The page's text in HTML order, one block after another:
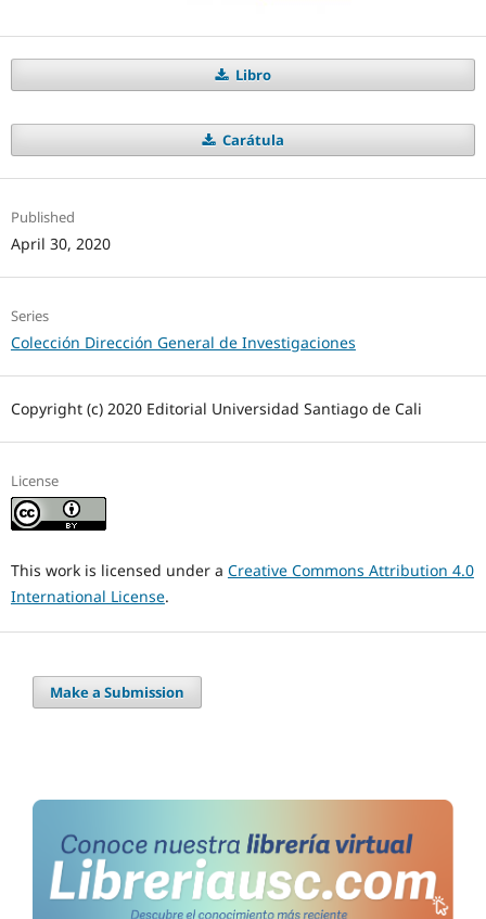
Libro
Carátula
Published
April 30, 2020
Series
Colección Dirección General de Investigaciones
Copyright (c) 2020 Editorial Universidad Santiago de Cali
License
This work is licensed under a Creative Commons Attribution 4.0
International License.
Make a Submission